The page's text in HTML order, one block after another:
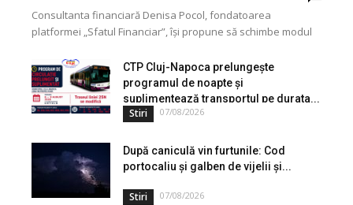
Consultanta financiară Denisa Pocol, fondatoarea
platformei „Sfatul Financiar”, își propune să schimbe modul
de peste...
CTP Cluj-Napoca prelungește
programul de noapte și
suplimentează transportul pe durata...
Stiri 07/08/2026
După caniculă vin furtunile: Cod
portocaliu și galben de vijelii și...
Stiri 07/08/2026